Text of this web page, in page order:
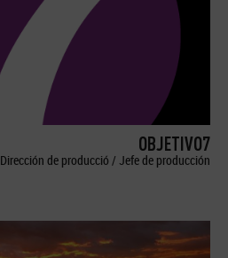
OBJETIVO7
Dirección de producció / Jefe de producción